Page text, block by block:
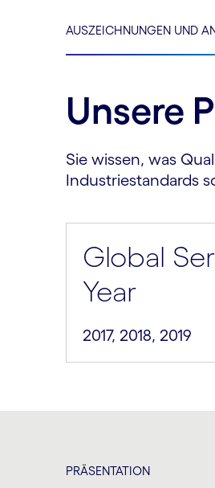
AUSZEICHNUNGEN UND
Unsere
Sie wissen, was
Industriestandards
Global
Year
2017, 2018, 2019
PRÄSENTATION